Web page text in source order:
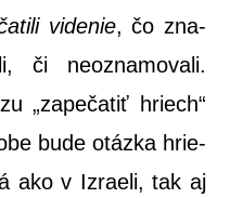
vide­nie, čo zna­
či neoz­na­mo­va­li.
„zape­ča­tiť hriech“
bude otáz­ka hrie­
ako v Izra­e­li, tak aj